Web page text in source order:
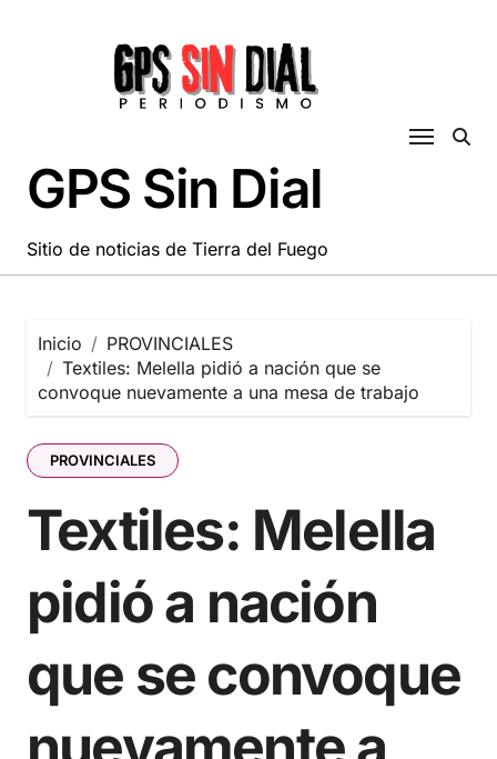
GPS Sin Dial
Sitio de noticias de Tierra del Fuego
Inicio
PROVINCIALES
Textiles: Melella pidió a nación que se
convoque nuevamente a una mesa de trabajo
PROVINCIALES
Textiles: Melella
pidió a nación
que se convoque